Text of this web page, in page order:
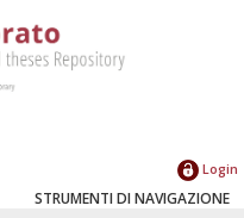
Login
STRUMENTI DI NAVIGAZIONE